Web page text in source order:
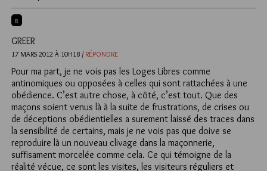
8
GREER
17 MARS 2012 À 10H18 / RÉPONDRE
Pour ma part, je ne vois pas les Loges Libres comme
antinomiques ou opposées à celles qui sont rattachées à une
obédience. C’est autre chose, à côté, c’est tout. Que des
maçons soient venus là à la suite de frustrations, de crises ou
de déceptions obédientielles a surement laissé des traces dans
la sensibilité de certains, mais je ne vois pas que doive se
reproduire là un nouveau clivage dans la maçonnerie,
suffisament morcelée comme cela. Ce qui témoigne de la
réalité vécue, ce sont les visites, les visiteurs réguliers et